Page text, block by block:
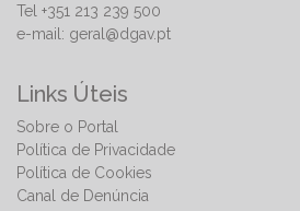
Tel +351 213 239 500
e-mail: geral@dgav.pt
Links Úteis
Sobre o Portal
Política de Privacidade
Política de Cookies
Canal de Denúncia